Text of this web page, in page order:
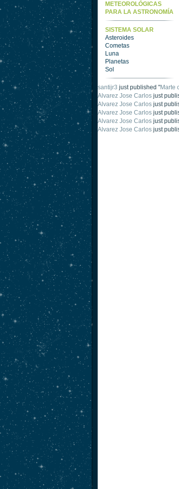
METEOROLÓGICAS
PARA LA ASTRONOMÍA
SISTEMA SOLAR
Asteroides
Cometas
Luna
Planetas
Sol
santijr3 just published "Marte
Alvarez Jose Carlos just
Alvarez Jose Carlos just
Alvarez Jose Carlos just
Alvarez Jose Carlos just
Alvarez Jose Carlos just